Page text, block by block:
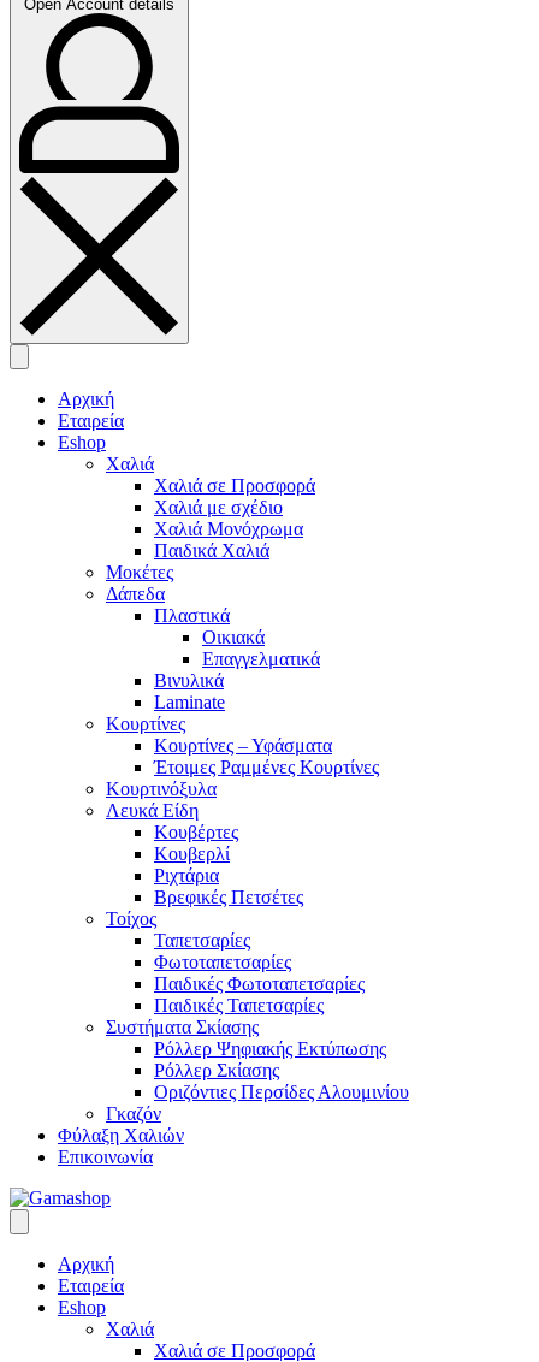
Open Account details
Αρχική
Εταιρεία
Eshop
Χαλιά
Χαλιά σε Προσφορά
Χαλιά με σχέδιο
Χαλιά Μονόχρωμα
Παιδικά Χαλιά
Μοκέτες
Δάπεδα
Πλαστικά
Οικιακά
Επαγγελματικά
Βινυλικά
Laminate
Κουρτίνες
Κουρτίνες – Υφάσματα
Έτοιμες Ραμμένες Κουρτίνες
Κουρτινόξυλα
Λευκά Είδη
Κουβέρτες
Κουβερλί
Ριχτάρια
Βρεφικές Πετσέτες
Τοίχος
Ταπετσαρίες
Φωτοταπετσαρίες
Παιδικές Φωτοταπετσαρίες
Παιδικές Ταπετσαρίες
Συστήματα Σκίασης
Ρόλλερ Ψηφιακής Εκτύπωσης
Ρόλλερ Σκίασης
Οριζόντιες Περσίδες Αλουμινίου
Γκαζόν
Φύλαξη Χαλιών
Επικοινωνία
Αρχική
Εταιρεία
Eshop
Χαλιά
Χαλιά σε Προσφορά